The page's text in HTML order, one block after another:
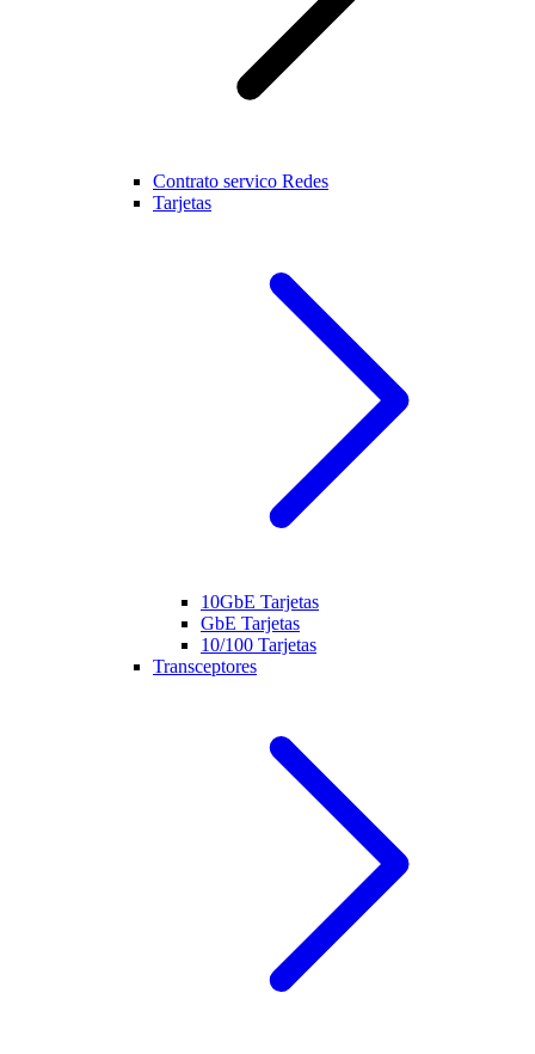
Contrato servico Redes
Tarjetas
10GbE Tarjetas
GbE Tarjetas
10/100 Tarjetas
Transceptores